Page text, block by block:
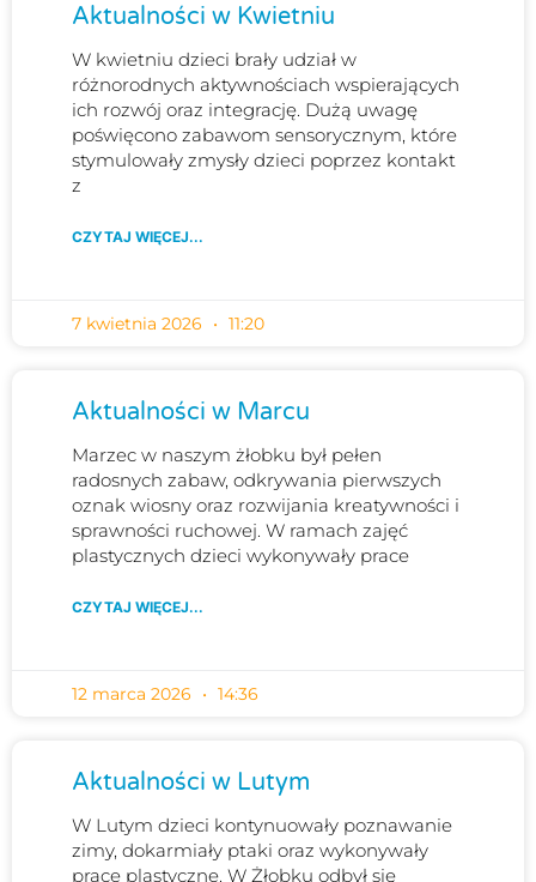
Aktualności w Kwietniu
W kwietniu dzieci brały udział w
różnorodnych aktywnościach wspierających
ich rozwój oraz integrację. Dużą uwagę
poświęcono zabawom sensorycznym, które
stymulowały zmysły dzieci poprzez kontakt
z
CZYTAJ WIĘCEJ...
7 kwietnia 2026 11:20
Aktualności w Marcu
Marzec w naszym żłobku był pełen
radosnych zabaw, odkrywania pierwszych
oznak wiosny oraz rozwijania kreatywności i
sprawności ruchowej. W ramach zajęć
plastycznych dzieci wykonywały prace
CZYTAJ WIĘCEJ...
12 marca 2026 14:36
Aktualności w Lutym
W Lutym dzieci kontynuowały poznawanie
zimy, dokarmiały ptaki oraz wykonywały
prace plastyczne. W Żłobku odbył się